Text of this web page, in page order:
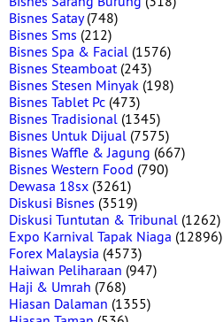
Bisnes Satay(748)
Bisnes Sms (212)
Bisnes Spa & Facial (1576)
Bisnes Steamboat(243)
Bisnes Stesen Minyak (198)
Bisnes Tablet Pc (473)
Bisnes Tradisional (1345)
Bisnes Untuk Dijual (7575)
Bisnes Waffle & Jagung (667)
Bisnes Western Food (790)
Dewasa 18sx (3261)
Diskusi Bisnes (3519)
Diskusi Tuntutan & Tribunal (1262)
Expo Karnival Tapak Niaga (12896)
Forex Malaysia (4573)
Haiwan Peliharaan (947)
Haji & Umrah (768)
Hiasan Dalaman (1355)